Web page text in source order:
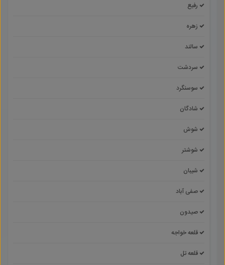
رفیع
زهره
سالند
سردشت
سوسنگرد
شادگان
شوش
شوشتر
شیبان
صفی آباد
صیدون
قلعه خواجه
قلعه تل